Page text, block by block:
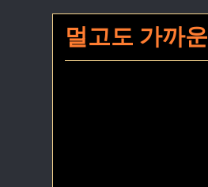
멀고도 가까운